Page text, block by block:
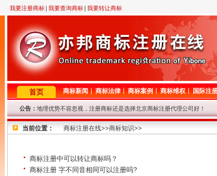
我要注册商标 我要查询商标 我要转让商标
首页 商标新闻 商标法律 商标案例 商标维权 国际注
公告： 地理优势不容忽视，注册商标还是选择北京商标注册代理公司好！
2月23日晚11点至12点，机房线路调整，短暂影响对商标网的访问，
因查询咨询量大，提交查询商标信息后请耐心等待，我们争取尽快查
因国庆节放假，9.29-10.7号商标局停办一切业务，着急的客户请从速
当前位置： 商标注册在线>>商标知识>>
商标注册中可以转让商标吗？
商标注册 字不同音相同可以注册吗?